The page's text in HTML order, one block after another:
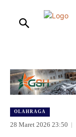
OLAHRAGA
28 Maret 2026 23:50